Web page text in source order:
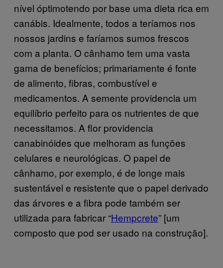
nível óptimotendo por base uma dieta rica em
canábis. Idealmente, todos a teríamos nos
nossos jardins e faríamos sumos frescos
com a planta. O cânhamo tem uma vasta
gama de benefícios; primariamente é fonte
de alimento, fibras, combustível e
medicamentos. A semente providencia um
equilíbrio perfeito para os nutrientes de que
necessitamos. A flor providencia
canabinóides que melhoram as funções
celulares e neurológicas. O papel de
cânhamo, por exemplo, é de longe mais
sustentável e resistente que o papel derivado
das árvores e a fibra pode também ser
utilizada para fabricar “Hempcrete” [um
composto que pod ser usado na construção].